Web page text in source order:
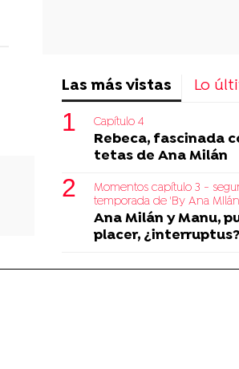
Las más vistas Lo
Capítulo 4
Rebeca, fascinada
tetas de Ana Milán
Momentos capítulo 3 -
temporada de 'By Ana
Ana Milán y Manu,
placer, ¿interruptus?